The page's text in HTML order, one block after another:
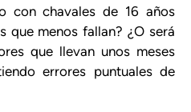
con chavales de 16 años
que menos fallan? ¿O será
que llevan unos meses
errores puntuales de